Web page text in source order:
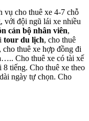
vụ cho thuê xe 4-7 chỗ
với đội ngũ lái xe nhiều
cán bộ nhân viên,
tour du lịch, cho thuê
, cho thuê xe hợp đồng đi
….. Cho thuê xe có tài xế
tiếng. Cho thuê xe theo
ngày tự chọn. Cho